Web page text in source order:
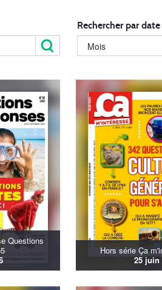
Rechercher par date
Questions
Hors série Ça
25 juin